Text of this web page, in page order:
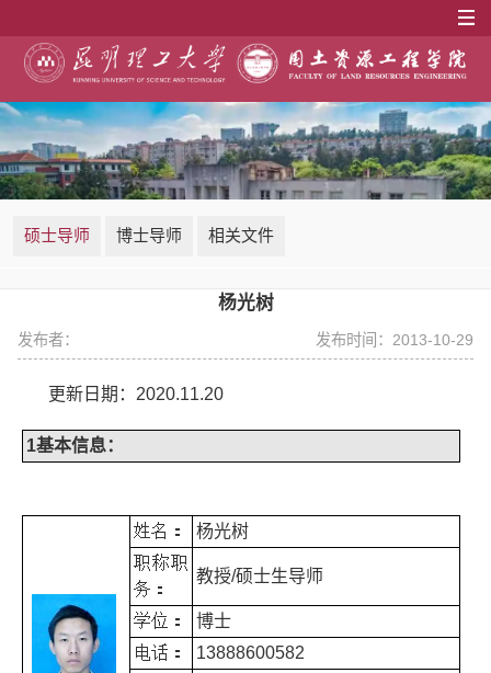
硕士导师 博士导师 相关文件
杨光树
发布者： 发布时间：2013-10-29
更新日期： 2020.11.20
1基本信息：
姓名：
杨光树
职称职
务：
教授/硕士生导师
学位：
博士
电话：
13888600582